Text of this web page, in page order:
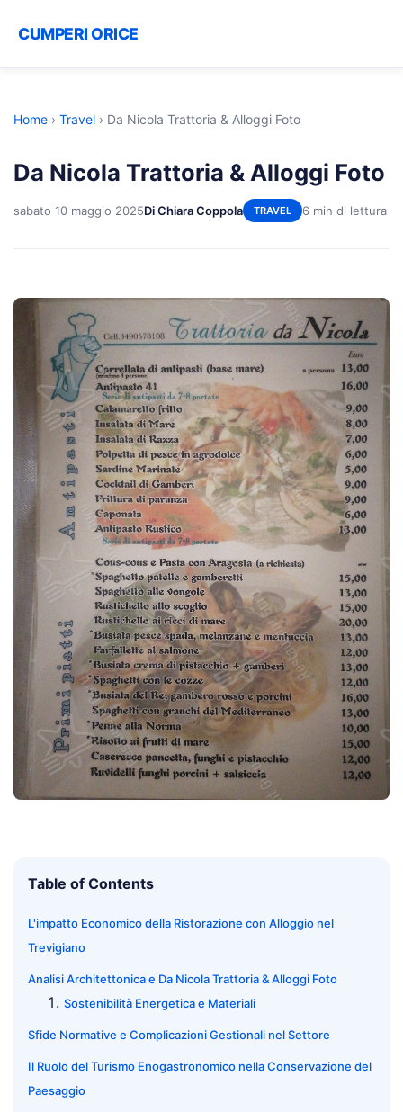
CUMPERI ORICE
Home › Travel › Da Nicola Trattoria & Alloggi Foto
Da Nicola Trattoria & Alloggi Foto
sabato 10 maggio 2025Di Chiara Coppola TRAVEL 6 min di lettura
Table of Contents
L'impatto Economico della Ristorazione con Alloggio nel
Trevigiano
Analisi Architettonica e Da Nicola Trattoria & Alloggi Foto
Sostenibilità Energetica e Materiali
Sfide Normative e Complicazioni Gestionali nel Settore
Il Ruolo del Turismo Enogastronomico nella Conservazione del
Paesaggio